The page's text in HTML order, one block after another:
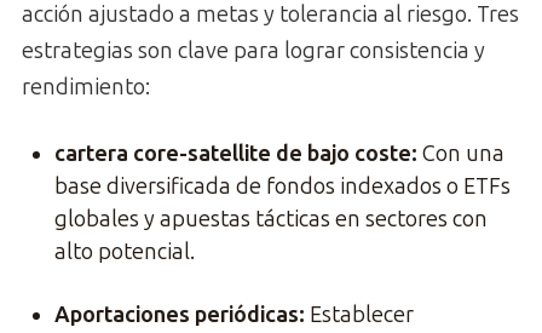
acción ajustado a metas y tolerancia al riesgo. Tres
estrategias son clave para lograr consistencia y
rendimiento:
cartera core-satellite de bajo coste: Con una
base diversificada de fondos indexados o ETFs
globales y apuestas tácticas en sectores con
alto potencial.
Aportaciones periódicas: Establecer